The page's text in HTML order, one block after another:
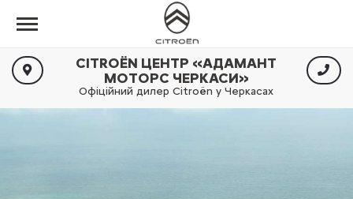
CITROËN ЦЕНТР «АДАМАНТ
МОТОРС ЧЕРКАСИ»
Офіційний дилер Citroën у Черкасах